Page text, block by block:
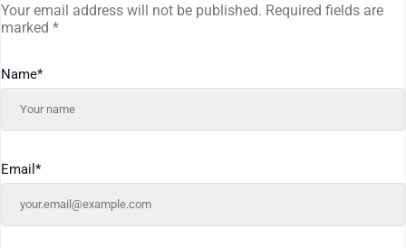
Your email address will not be published. Required fields are
marked *
Name*
Email *